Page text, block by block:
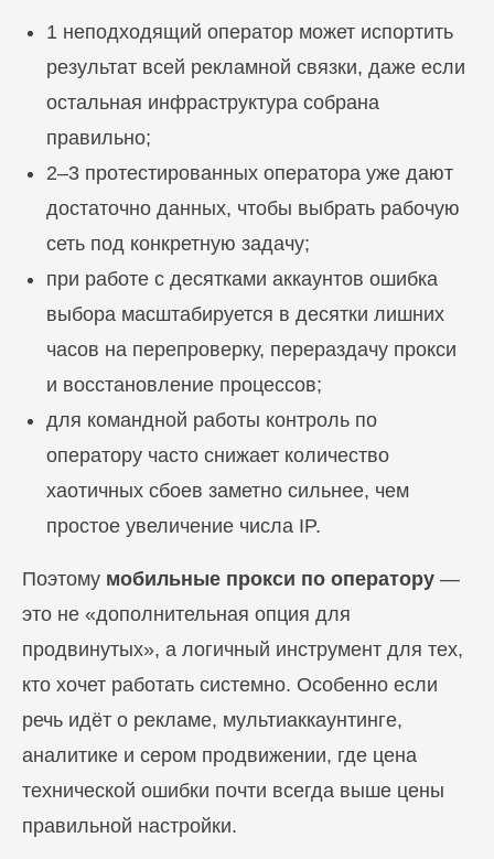
1 неподходящий оператор может испортить
результат всей рекламной связки, даже если
остальная инфраструктура собрана
правильно;
2–3 протестированных оператора уже дают
достаточно данных, чтобы выбрать рабочую
сеть под конкретную задачу;
при работе с десятками аккаунтов ошибка
выбора масштабируется в десятки лишних
часов на перепроверку, перераздачу прокси
и восстановление процессов;
для командной работы контроль по
оператору часто снижает количество
хаотичных сбоев заметно сильнее, чем
простое увеличение числа IP.
Поэтому мобильные прокси по оператору —
это не «дополнительная опция для
продвинутых», а логичный инструмент для тех,
кто хочет работать системно. Особенно если
речь идёт о рекламе, мультиаккаунтинге,
аналитике и сером продвижении, где цена
технической ошибки почти всегда выше цены
правильной настройки.